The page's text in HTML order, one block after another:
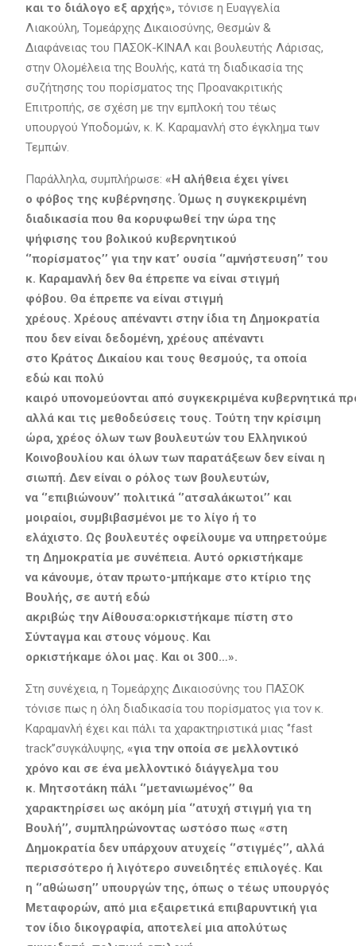
και το διάλογο εξ αρχής», τόνισε η Ευαγγελία
Λιακούλη, Τομεάρχης Δικαιοσύνης, Θεσμών &
Διαφάνειας του ΠΑΣΟΚ-ΚΙΝΑΛ και βουλευτής Λάρισας,
στην Ολομέλεια της Βουλής, κατά τη διαδικασία της
συζήτησης του πορίσματος της Προανακριτικής
Επιτροπής, σε σχέση με την εμπλοκή του τέως
υπουργού Υποδομών, κ. Κ. Καραμανλή στο έγκλημα των
Τεμπών.
Παράλληλα, συμπλήρωσε: «Η αλήθειαέχει γίνει
ο φόβος της κυβέρνησης.Όμως η συγκεκριμένη
διαδικασία που θα κορυφωθεί την ώρα της
ψήφισης του βολικού κυβερνητικού
‘’πορίσματος’’ για την κατ’ ουσία ‘’αμνήστευση’’ του
κ. Καραμανλή δεν θα έπρεπε να είναι στιγμή
φόβου. Θα έπρεπε να είναι στιγμή
χρέους. Χρέους απέναντι στην ίδια τη Δημοκρατία
που δεν είναι δεδομένη, χρέους απέναντι
στο Κράτος Δικαίου και τους θεσμούς, τα οποία
εδώ και πολύ
καιρό υπονομεύονται από συγκεκριμένα κυβερνητικά
αλλά και τις μεθοδεύσεις τους. Τούτη την κρίσιμη
ώρα, χρέος όλων των βουλευτώντου Ελληνικού
Κοινοβουλίου καιόλων των παρατάξεων δενείναι η
σιωπή. Δεν είναι ο ρόλος των βουλευτών,
να ‘’επιβιώνουν’’ πολιτικά ‘’ατσαλάκωτοι’’ και
μοιραίοι, συμβιβασμένοιμε το λίγο ή το
ελάχιστο. Ως βουλευτές οφείλουμε να υπηρετούμε
τη Δημοκρατία με συνέπεια. Αυτό ορκιστήκαμε
να κάνουμε, όταν πρωτο-μπήκαμε στο κτίριο της
Βουλής, σε αυτή εδώ
ακριβώς την Αίθουσα:ορκιστήκαμε πίστη στο
Σύνταγμα και στους νόμους. Και
ορκιστήκαμε όλοι μας. Και οι 300…».
Στη συνέχεια, η Τομεάρχης Δικαιοσύνης του ΠΑΣΟΚ
τόνισε πως η όλη διαδικασία του πορίσματος για τον κ.
Καραμανλή έχει και πάλι τα χαρακτηριστικά μιας ‘’fast
track’’συγκάλυψης, «για την οποία σε μελλοντικό
χρόνο καισε ένα μελλοντικό διάγγελμα του
κ. Μητσοτάκη πάλι ‘’μετανιωμένος’’ θα
χαρακτηρίσει ως ακόμη μία ‘’ατυχή στιγμή για τη
Βουλή’’, συμπληρώνοντας ωστόσο πως «στη
Δημοκρατία δεν υπάρχουν ατυχείς ‘’στιγμές’’, αλλά
περισσότερο ή λιγότερο συνειδητές επιλογές. Και
η ‘’αθώωση’’ υπουργών της, όπως ο τέως υπουργός
Μεταφορών, από μια εξαιρετικά επιβαρυντική για
τον ίδιο δικογραφία, αποτελεί μια απολύτως